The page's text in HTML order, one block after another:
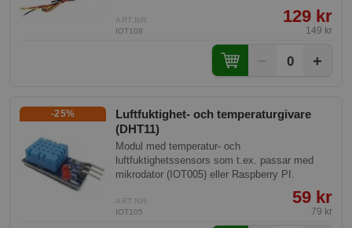
expanderingsmodul, Shelly UNI eller Raspberry
PI.
ART.NR:
IOT108
129 kr
149 kr
0 +
Luftfuktighet- och temperaturgivare
(DHT11)
-25%
Modul med temperatur- och
luftfuktighetssensors som t.ex. passar med
mikrodator (IOT005) eller Raspberry PI.
ART.NR:
IOT105
59 kr
79 kr